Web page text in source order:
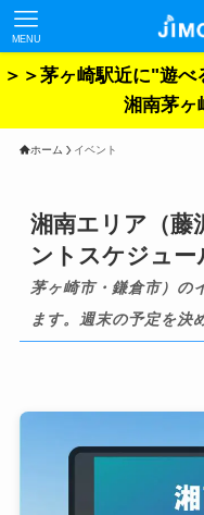
MENU
＞＞茅ヶ崎駅近に"遊
湘南茅ヶ
ホーム イベント
湘南エリア（藤
ントスケジュー
茅ヶ崎市・鎌倉市）の
ます。週末の予定を決